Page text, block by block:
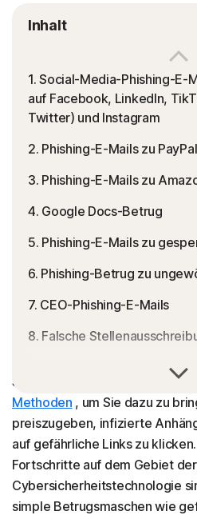
Inhalt
1. Social-Media-Phishing-E-
auf Facebook, LinkedIn,
Twitter) und Instagram
2. Phishing-E-Mails zu PayPal
3. Phishing-E-Mails zu
4. Google Docs-Betrug
5. Phishing-E-Mails zu
6. Phishing-Betrug zu
7. CEO-Phishing-E-Mails
8. Falsche
9. Apple-Phishing-Angriffe
So erkennen Sie eine
Norton stärkt Ihren Schutz
Bedrohungen
Häufig gestellte Fragen zum
Mails
Scammer bedienen sich
Methoden , um Sie dazu zu
preiszugeben, infizierte
auf gefährliche Links zu
Fortschritte auf dem Gebiet der
Cybersicherheitstechnologie
simple Betrugsmaschen wie